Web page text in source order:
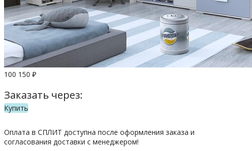
100 150 ₽
Заказать через:
Купить
Оплата в СПЛИТ доступна после оформления заказа и
согласования доставки с менеджером!